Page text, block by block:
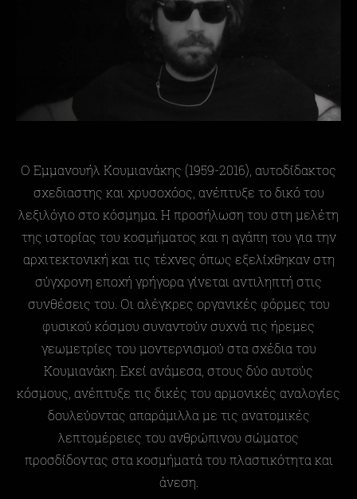
Ο Εμμανουήλ Κουμιανάκης (1959-2016), αυτοδίδακτος
σχεδιαστης και χρυσοχόος, ανέπτυξε το δικό του
λεξιλόγιο στο κόσμημα. Η προσήλωση του στη μελέτη
της ιστορίας του κοσμήματος και η αγάπη του για την
αρχιτεκτονική και τις τέχνες όπως εξελίχθηκαν στη
σύγχρονη εποχή γρήγορα γίνεται αντιληπτή στις
συνθέσεις του. Οι αλέγκρες οργανικές φόρμες του
φυσικού κόσμου συναντούν συχνά τις ήρεμες
γεωμετρίες του μοντερνισμού στα σχέδια του
Κουμιανάκη. Εκεί ανάμεσα, στους δύο αυτούς
κόσμους, ανέπτυξε τις δικές του αρμονικές αναλογίες
δουλεύοντας απαράμιλλα με τις ανατομικές
λεπτομέρειες του ανθρώπινου σώματος
προσδίδοντας στα κοσμήματά του πλαστικότητα και
άνεση.